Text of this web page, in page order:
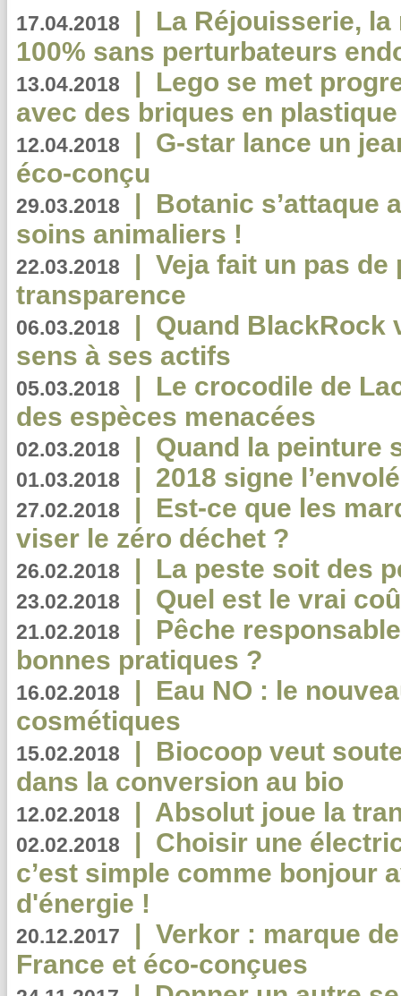
17.04.2018 | La Réjouisserie,
100% sans perturbateurs
13.04.2018 | Lego se met
avec des briques en
12.04.2018 | G-star lance un
éco-conçu
29.03.2018 | Botanic s’attaque
soins animaliers !
22.03.2018 | Veja fait un pas de
transparence
06.03.2018 | Quand BlackRock
sens à ses actifs
05.03.2018 | Le crocodile de
des espèces menacées
02.03.2018 | Quand la peinture
01.03.2018 | 2018 signe
27.02.2018 | Est-ce que les
viser le zéro déchet ?
26.02.2018 | La peste soit des
23.02.2018 | Quel est le vrai
21.02.2018 | Pêche
bonnes pratiques ?
16.02.2018 | Eau NO : le
cosmétiques
15.02.2018 | Biocoop veut
dans la conversion au bio
12.02.2018 | Absolut joue la
02.02.2018 | Choisir une
c’est simple comme bonjour
d'énergie !
20.12.2017 | Verkor : marque
France et éco-conçues